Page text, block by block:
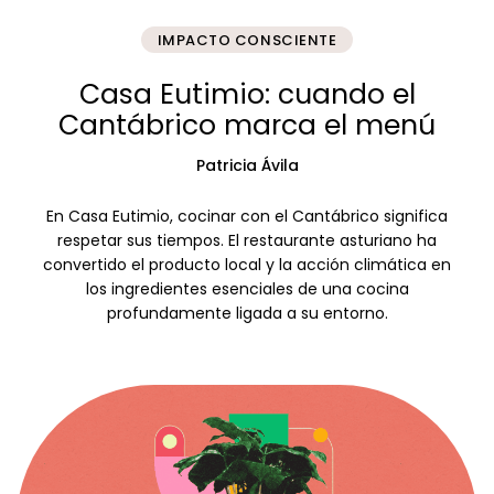
IMPACTO CONSCIENTE
Casa Eutimio: cuando el
Cantábrico marca el menú
Patricia Ávila
En Casa Eutimio, cocinar con el Cantábrico significa
respetar sus tiempos. El restaurante asturiano ha
convertido el producto local y la acción climática en
los ingredientes esenciales de una cocina
profundamente ligada a su entorno.